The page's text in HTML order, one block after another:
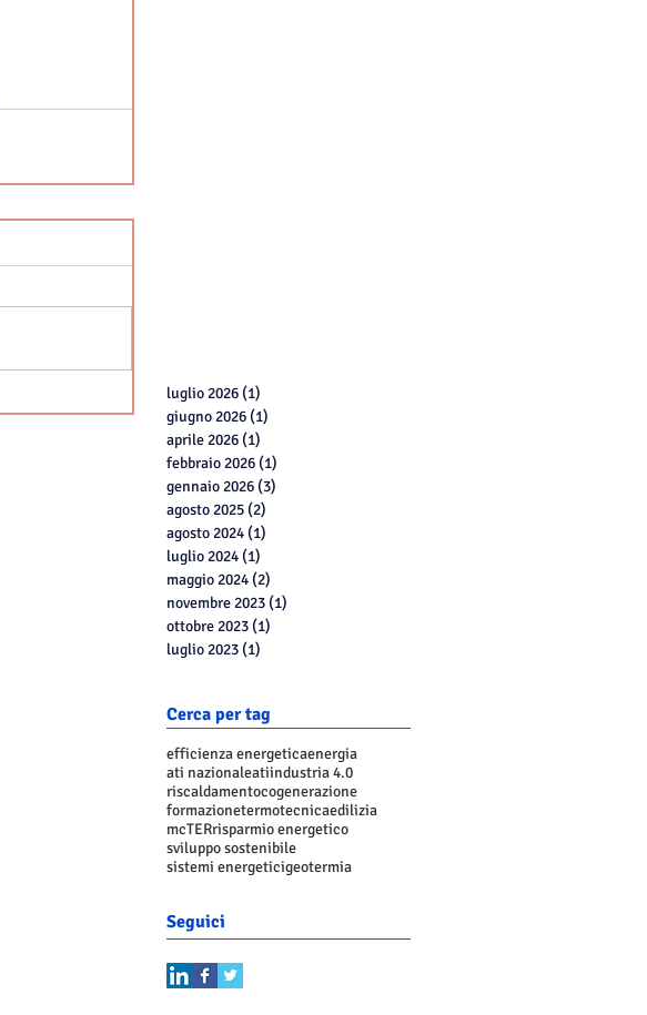
luglio 2026(1)
giugno 2026(1)
aprile 2026(1)
febbraio 2026(1)
gennaio 2026(3)
agosto 2025(2)
agosto 2024(1)
luglio 2024(1)
maggio 2024(2)
novembre 2023(1)
ottobre 2023(1)
luglio 2023(1)
Cerca per tag
efficienza energeticaenergia
ati nazionaleatiindustria 4.0
riscaldamentocogenerazione
formazionetermotecnicaedilizia
mcTERrisparmio energetico
sviluppo sostenibile
sistemi energeticigeotermia
Seguici